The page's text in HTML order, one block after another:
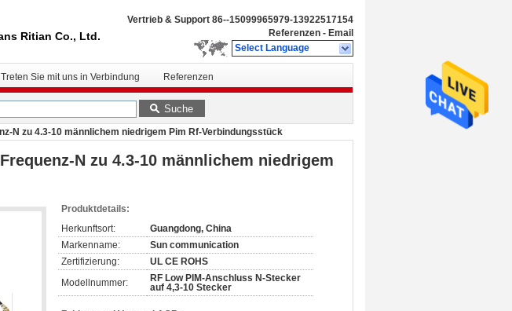
Ritian Co., Ltd.
Vertrieb & Support 86--15099965979-13922517154
Referenzen - Email
Select Language
Treten Sie mit uns in Verbindung Referenzen
Suche
N zu 4.3-10 männlichem niedrigem Pim Rf-Verbindungsstück
N zu 4.3-10 männlichem niedrigem
Produktdetails:
Herkunftsort:
Guangdong, China
Markenname:
Sun communication
Zertifizierung:
UL CE ROHS
Modellnummer:
RF Low PIM-Anschluss N-Stecker
auf 4,3-10 Stecker